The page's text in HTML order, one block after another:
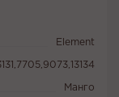
Element
Манго